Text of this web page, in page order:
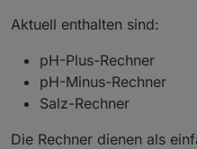
Aktuell enthalten sind:
pH-Plus-Rechner
pH-Minus-Rechner
Salz-Rechner
Die Rechner dienen als